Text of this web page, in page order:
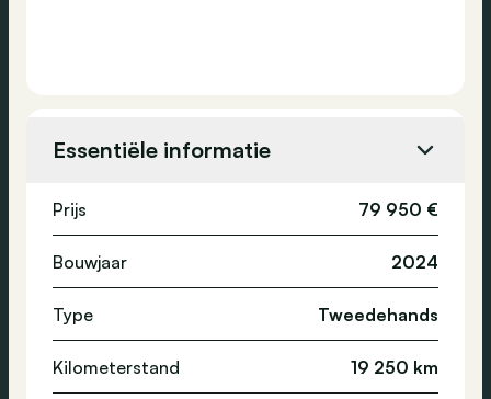
Essentiële informatie
Prijs 79 950 €
Bouwjaar 2024
Type Tweedehands
Kilometerstand 19 250 km